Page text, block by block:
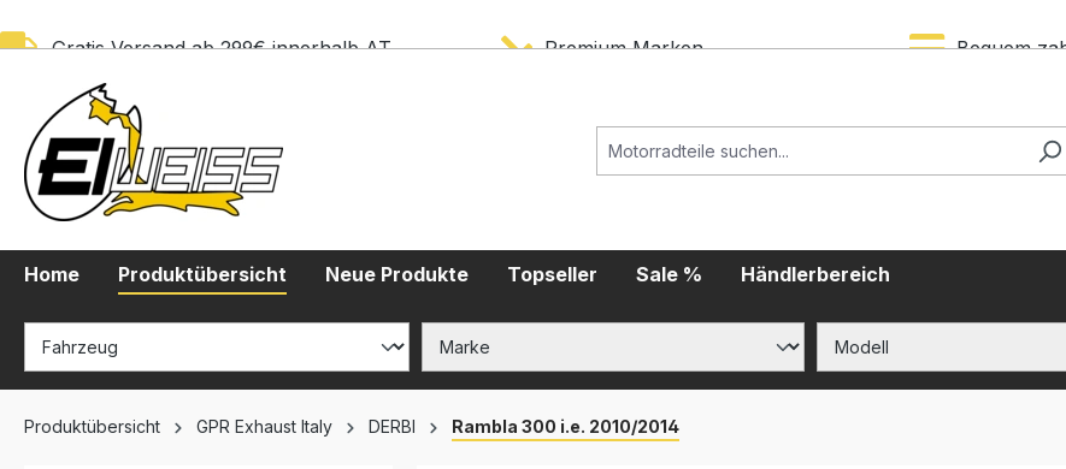
Gratis Versand ab 299€ innerhalb AT Premium Marken Bequem
Home Produktübersicht Neue Produkte Topseller Sale % Händlerbereich
Produktübersicht GPR Exhaust Italy DERBI Rambla 300 i.e. 2010/2014